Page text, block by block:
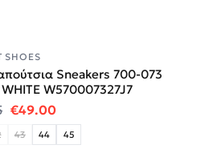
SHOES
Sneakers 700-073
W570007327J7
Original price was: €69.95.
€49.00Η τρέχουσα τιμή
43 44 45